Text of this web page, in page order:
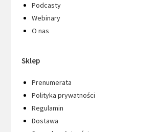
Podcasty
Webinary
O nas
Sklep
Prenumerata
Polityka prywatności
Regulamin
Dostawa